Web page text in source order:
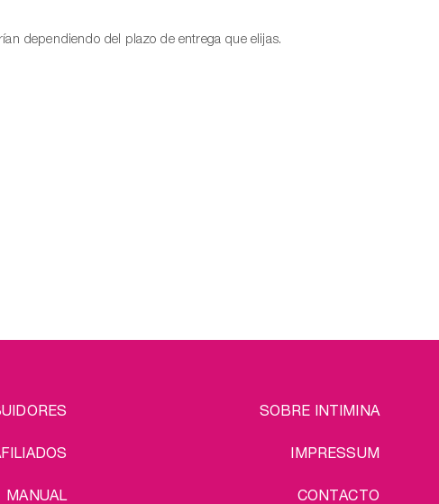
dependiendo del plazo de entrega que elijas.
MANUAL
LEGAL SOBRE INTIMINA
IMPRESSUM
CONTACTO